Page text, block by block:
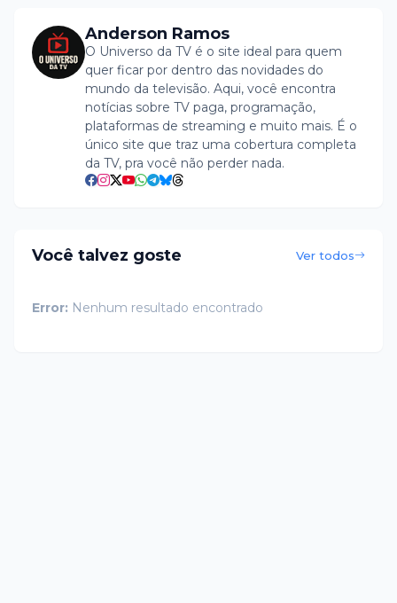
Anderson Ramos
O Universo da TV é o site ideal para quem
quer ficar por dentro das novidades do
mundo da televisão. Aqui, você encontra
notícias sobre TV paga, programação,
plataformas de streaming e muito mais. É o
único site que traz uma cobertura completa
da TV, pra você não perder nada.
Você talvez goste Ver todos
Error: Nenhum resultado encontrado